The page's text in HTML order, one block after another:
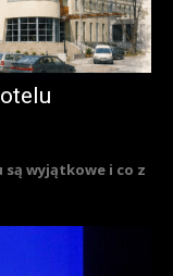
są wyjątkowe i co z